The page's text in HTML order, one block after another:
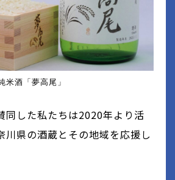
酒「夢高尾」
同した私たちは2020年より活
川県の酒蔵とその地域を応援し